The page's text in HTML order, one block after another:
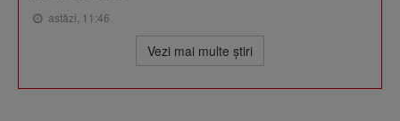
astăzi, 11:46
Vezi mai multe ştiri